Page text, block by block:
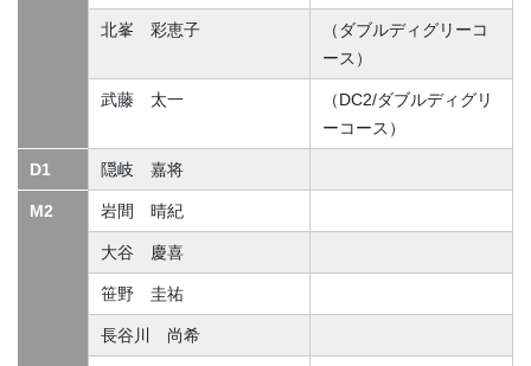
北峯 彩恵子
（ダブルディグリーコ
ース）
武藤 太一
（DC2/ダブルディグリ
ーコース）
D1 隠岐 嘉将
M2 岩間 晴紀
大谷 慶喜
笹野 圭祐
長谷川 尚希